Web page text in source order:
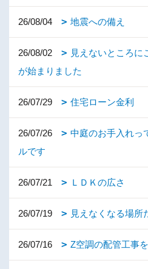
26/08/04 地震への備え
26/08/02
見えないところに
が始まりました
26/07/29 住宅ローン金利
26/07/26
中庭のお手入れっ
ルです
26/07/21 ＬＤＫの広さ
26/07/19 見えなくなる場所
26/07/16 Z空調の配管工事